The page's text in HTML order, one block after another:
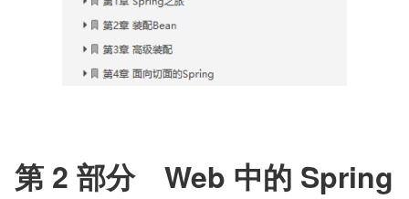
第 2 部分　Web 中的 Spring